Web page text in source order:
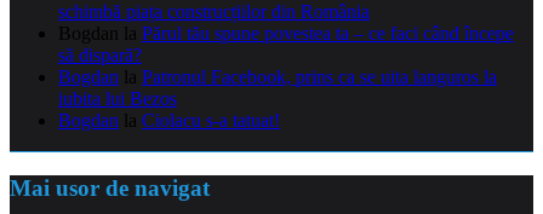
schimbă piața construcțiilor din România
Bogdan la Părul tău spune povestea ta – ce faci când începe
să dispară?
Bogdan la Patronul Facebook, prins ca se uita languros la
iubita lui Bezos
Bogdan la Ciolacu s-a tatuat!
Mai usor de navigat